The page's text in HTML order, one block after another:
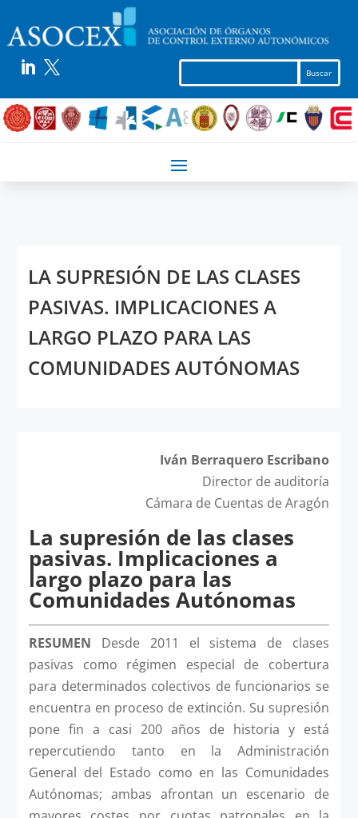
 
LA SUPRESIÓN DE LAS CLASES
PASIVAS. IMPLICACIONES A
LARGO PLAZO PARA LAS
COMUNIDADES AUTÓNOMAS
Iván Berraquero Escribano
Director de auditoría
Cámara de Cuentas de Aragón
La supresión de las clases
pasivas. Implicaciones a
largo plazo para las
Comunidades Autónomas
RESUMEN Desde 2011 el sistema de clases
pasivas como régimen especial de cobertura
para determinados colectivos de funcionarios se
encuentra en proceso de extinción. Su supresión
pone fin a casi 200 años de historia y está
repercutiendo tanto en la Administración
General del Estado como en las Comunidades
Autónomas; ambas afrontan un escenario de